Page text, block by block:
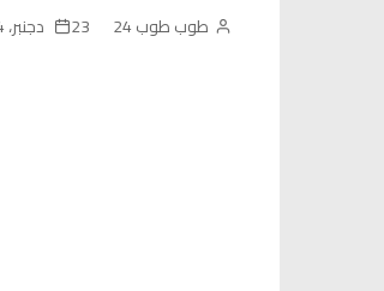
طوب طوب 24 23 دجنبر، 2024